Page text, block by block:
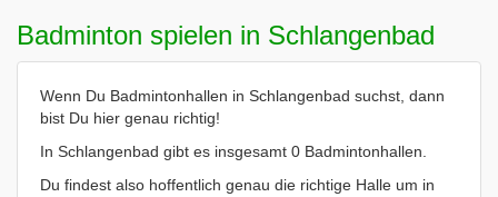
Badminton spielen in Schlangenbad
Wenn Du Badmintonhallen in Schlangenbad suchst, dann
bist Du hier genau richtig!
In Schlangenbad gibt es insgesamt 0 Badmintonhallen.
Du findest also hoffentlich genau die richtige Halle um in